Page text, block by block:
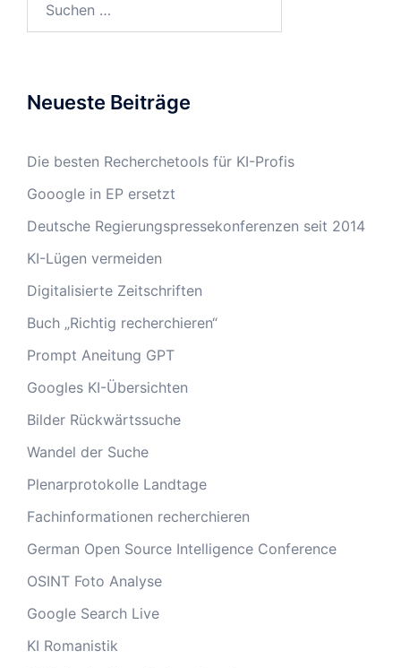
Neueste Beiträge
Die besten Recherchetools für KI-Profis
Gooogle in EP ersetzt
Deutsche Regierungspressekonferenzen seit 2014
KI-Lügen vermeiden
Digitalisierte Zeitschriften
Buch „Richtig recherchieren“
Prompt Aneitung GPT
Googles KI-Übersichten
Bilder Rückwärtssuche
Wandel der Suche
Plenarprotokolle Landtage
Fachinformationen recherchieren
German Open Source Intelligence Conference
OSINT Foto Analyse
Google Search Live
KI Romanistik